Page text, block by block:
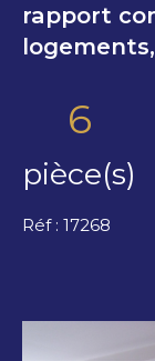
rapport
6
pièce(s)
Réf : 17268